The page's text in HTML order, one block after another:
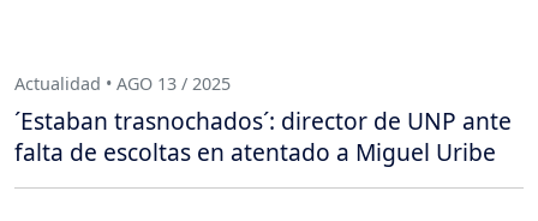
Actualidad • AGO 13 / 2025
´Estaban trasnochados´: director de UNP ante
falta de escoltas en atentado a Miguel Uribe